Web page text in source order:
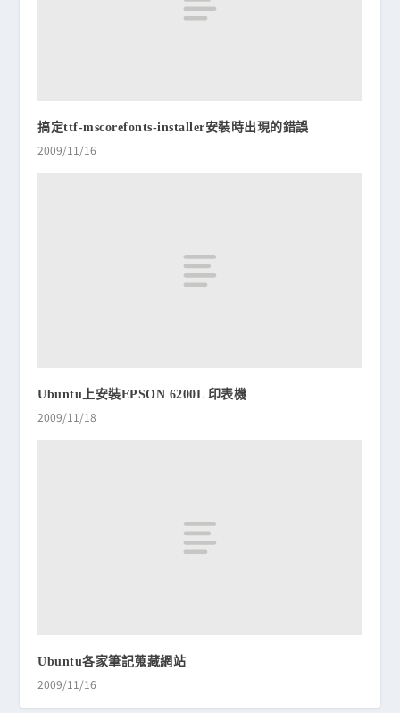
搞定ttf-mscorefonts-installer安裝時出現的錯誤
2009/11/16
Ubuntu上安裝EPSON 6200L 印表機
2009/11/18
Ubuntu各家筆記蒐藏網站
2009/11/16